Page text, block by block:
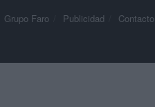
Grupo Faro Publicidad Contacto